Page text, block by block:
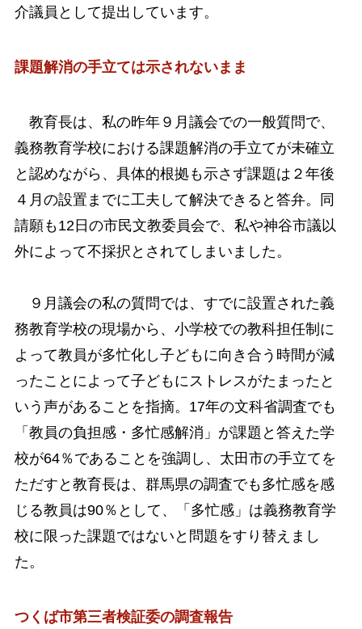
介議員として提出しています。
課題解消の手立ては示されないまま
教育長は、私の昨年９月議会での一般質問で、
義務教育学校における課題解消の手立てが未確立
と認めながら、具体的根拠も示さず課題は２年後
４月の設置までに工夫して解決できると答弁。同
請願も12日の市民文教委員会で、私や神谷市議以
外によって不採択とされてしまいました。
９月議会の私の質問では、すでに設置された義
務教育学校の現場から、小学校での教科担任制に
よって教員が多忙化し子どもに向き合う時間が減
ったことによって子どもにストレスがたまったと
いう声があることを指摘。17年の文科省調査でも
「教員の負担感・多忙感解消」が課題と答えた学
校が64％であることを強調し、太田市の手立てを
ただすと教育長は、群馬県の調査でも多忙感を感
じる教員は90％として、「多忙感」は義務教育学
校に限った課題ではないと問題をすり替えまし
た。
つくば市第三者検証委の調査報告